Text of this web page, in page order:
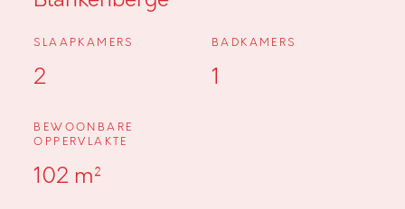
SLAAPKAMERS
2
BADKAMERS
1
BEWOONBARE
OPPERVLAKTE
102 m²